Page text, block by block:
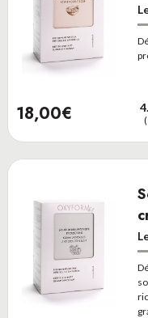
18,00€